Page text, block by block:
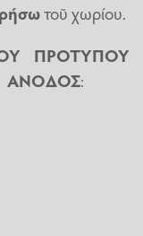
τοῦ χωρίου.
ΠΡΟΤΥΠΟΥ
ΑΝΟΔΟΣ: